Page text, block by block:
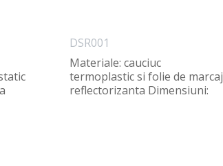
DSR001
Materiale: cauciuc
termoplastic si folie de marcaj
reflectorizanta Dimensiuni: